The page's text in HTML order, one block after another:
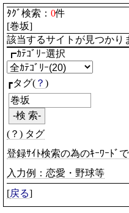
ﾀｸﾞ検索： 0件
[巻坂]
該当するサイトが見つかり
┏ｶﾃｺﾞﾘｰ選択
┏タグ( ？ )
(？) タグ
登録ｻｲﾄ検索の為のｷｰﾜｰﾄﾞで
入力例：恋愛・野球等
[戻る]